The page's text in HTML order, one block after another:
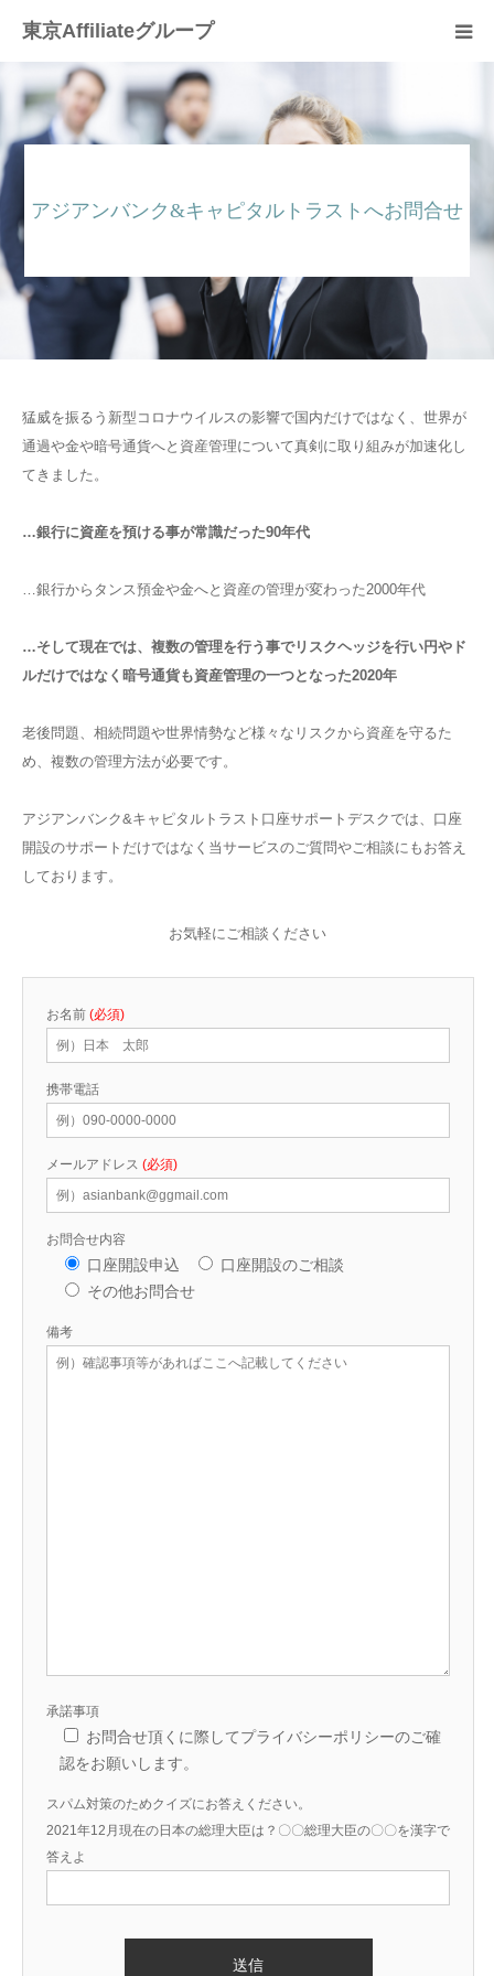
東京Affiliateグループ
アジアンバンク&キャピタルトラストへお問合せ
猛威を振るう新型コロナウイルスの影響で国内だけではなく、世界が
通過や金や暗号通貨へと資産管理について真剣に取り組みが加速化し
てきました。
…銀行に資産を預ける事が常識だった90年代
…銀行からタンス預金や金へと資産の管理が変わった2000年代
…そして現在では、複数の管理を行う事でリスクヘッジを行い円やド
ルだけではなく暗号通貨も資産管理の一つとなった2020年
老後問題、相続問題や世界情勢など様々なリスクから資産を守るた
め、複数の管理方法が必要です。
アジアンバンク&キャピタルトラスト口座サポートデスクでは、口座
開設のサポートだけではなく当サービスのご質問やご相談にもお答え
しております。
お気軽にご相談ください
お名前 (必須)
携帯電話
メールアドレス (必須)
お問合せ内容
口座開設申込
口座開設のご相談
その他お問合せ
備考
承諾事項
お問合せ頂くに際してプライバシーポリシーのご確
認をお願いします。
スパム対策のためクイズにお答えください。
2021年12月現在の日本の総理大臣は？〇〇総理大臣の〇〇を漢字で
答えよ
HOME
よくある質問（Ｑ＆Ａ）